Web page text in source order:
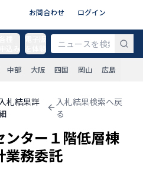
お問合わせ ログイン
電子版
中部 大阪 四国 岡山 広島
札結果詳
入札結果検索へ戻
る
ター１階低層棟
業務委託